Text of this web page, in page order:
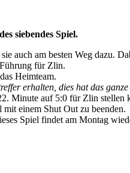
siebendes Spiel.
auch am besten Weg dazu.
für Zlin.
Heimteam.
erhalten, dies hat das
Minute auf 5:0 für Zlin stellen
einem Shut Out zu beenden.
Spiel findet am Montag